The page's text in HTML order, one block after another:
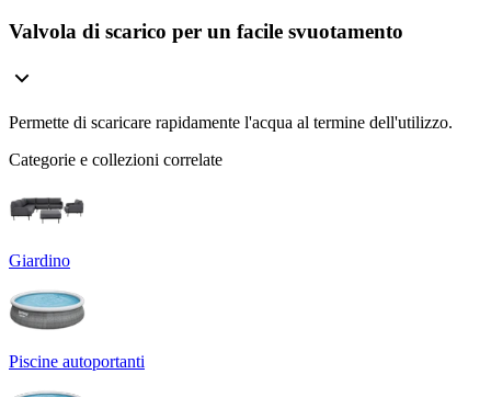
Valvola di scarico per un facile svuotamento
Permette di scaricare rapidamente l'acqua al termine dell'utilizzo.
Categorie e collezioni correlate
Giardino
Piscine autoportanti